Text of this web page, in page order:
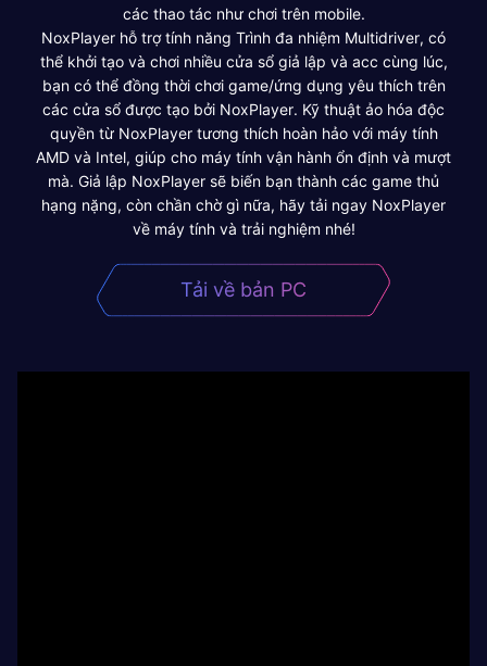
các thao tác như chơi trên mobile.
NoxPlayer hỗ trợ tính năng Trình đa nhiệm Multidriver, có
thể khởi tạo và chơi nhiều cửa sổ giả lập và acc cùng lúc,
bạn có thể đồng thời chơi game/ứng dụng yêu thích trên
các cửa sổ được tạo bởi NoxPlayer. Kỹ thuật ảo hóa độc
quyền từ NoxPlayer tương thích hoàn hảo với máy tính
AMD và Intel, giúp cho máy tính vận hành ổn định và mượt
mà. Giả lập NoxPlayer sẽ biến bạn thành các game thủ
hạng nặng, còn chần chờ gì nữa, hãy tải ngay NoxPlayer
về máy tính và trải nghiệm nhé!
Tải về bản PC